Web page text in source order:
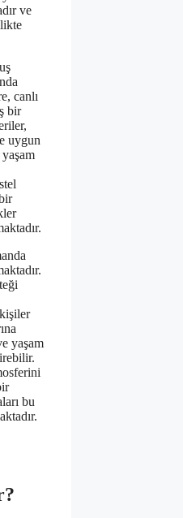
ve
canlı
bir
uygun
yaşam
bu